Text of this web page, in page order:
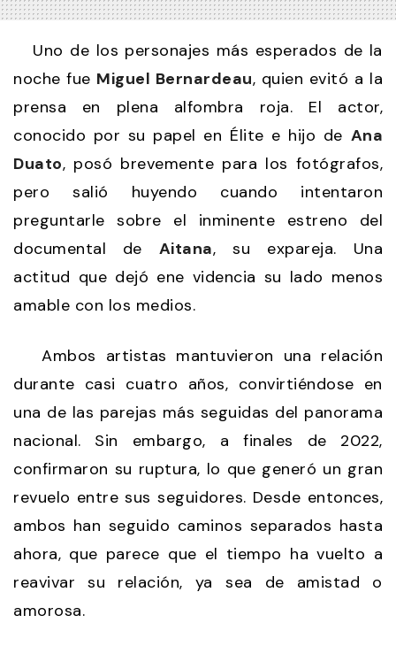
Uno de los personajes más esperados de la
noche fue Miguel Bernardeau, quien evitó a la
prensa en plena alfombra roja. El actor,
conocido por su papel en Élite e hijo de Ana
Duato, posó brevemente para los fotógrafos,
pero salió huyendo cuando intentaron
preguntarle sobre el inminente estreno del
documental de Aitana, su expareja. Una
actitud que dejó ene videncia su lado menos
amable con los medios.
Ambos artistas mantuvieron una relación
durante casi cuatro años, convirtiéndose en
una de las parejas más seguidas del panorama
nacional. Sin embargo, a finales de 2022,
confirmaron su ruptura, lo que generó un gran
revuelo entre sus seguidores. Desde entonces,
ambos han seguido caminos separados hasta
ahora, que parece que el tiempo ha vuelto a
reavivar su relación, ya sea de amistad o
amorosa.